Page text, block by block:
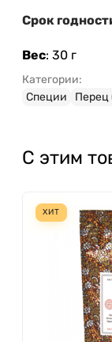
Срок
Вес: 30 г
Категории:
Специи
Перец
С этим
ХИТ